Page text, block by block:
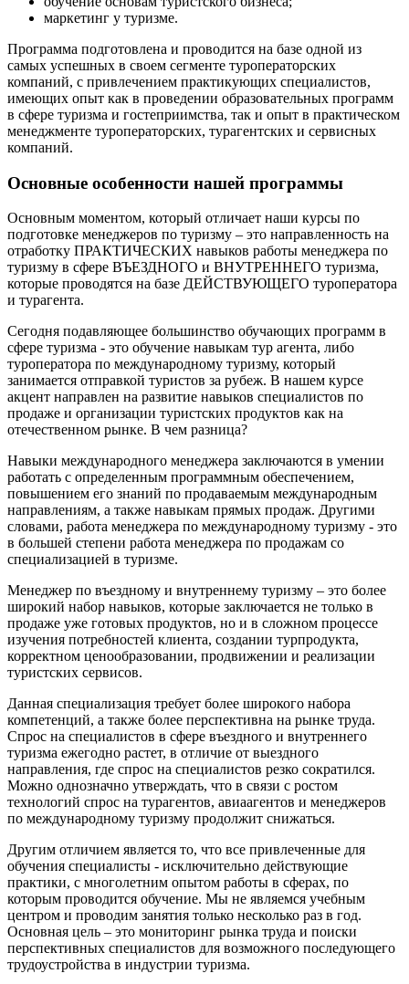
маркетинг у туризме.
Программа подготовлена и проводится на базе одной из
самых успешных в своем сегменте туроператорских
компаний, с привлечением практикующих специалистов,
имеющих опыт как в проведении образовательных программ
в сфере туризма и гостеприимства, так и опыт в практическом
менеджменте туроператорских, турагентских и сервисных
компаний.
Основные особенности нашей программы
Основным моментом, который отличает наши курсы по
подготовке менеджеров по туризму – это направленность на
отработку ПРАКТИЧЕСКИХ навыков работы менеджера по
туризму в сфере ВЪЕЗДНОГО и ВНУТРЕННЕГО туризма,
которые проводятся на базе ДЕЙСТВУЮЩЕГО туроператора
и турагента.
Сегодня подавляющее большинство обучающих программ в
сфере туризма - это обучение навыкам тур агента, либо
туроператора по международному туризму, который
занимается отправкой туристов за рубеж. В нашем курсе
акцент направлен на развитие навыков специалистов по
продаже и организации туристских продуктов как на
отечественном рынке. В чем разница?
Навыки международного менеджера заключаются в умении
работать с определенным программным обеспечением,
повышением его знаний по продаваемым международным
направлениям, а также навыкам прямых продаж. Другими
словами, работа менеджера по международному туризму - это
в большей степени работа менеджера по продажам со
специализацией в туризме.
Менеджер по въездному и внутреннему туризму – это более
широкий набор навыков, которые заключается не только в
продаже уже готовых продуктов, но и в сложном процессе
изучения потребностей клиента, создании турпродукта,
корректном ценообразовании, продвижении и реализации
туристских сервисов.
Данная специализация требует более широкого набора
компетенций, а также более перспективна на рынке труда.
Спрос на специалистов в сфере въездного и внутреннего
туризма ежегодно растет, в отличие от выездного
направления, где спрос на специалистов резко сократился.
Можно однозначно утверждать, что в связи с ростом
технологий спрос на турагентов, авиаагентов и менеджеров
по международному туризму продолжит снижаться.
Другим отличием является то, что все привлеченные для
обучения специалисты - исключительно действующие
практики, с многолетним опытом работы в сферах, по
которым проводится обучение. Мы не являемся учебным
центром и проводим занятия только несколько раз в год.
Основная цель – это мониторинг рынка труда и поиски
перспективных специалистов для возможного последующего
трудоустройства в индустрии туризма.